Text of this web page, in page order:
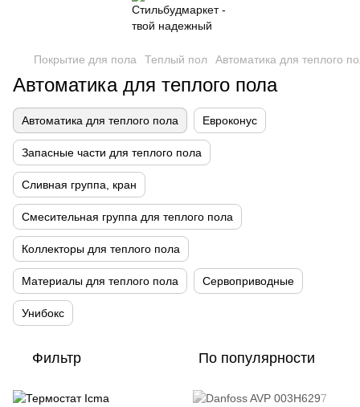
Покрытие для пола Теплый пол Автоматика для теплого
Автоматика для теплого пола
Автоматика для теплого пола Евроконус
Запасные части для теплого пола
Сливная группа, кран
Смесительная группа для теплого пола
Коллекторы для теплого пола
Материалы для теплого пола Сервоприводные
Унибокс
Фильтр По популярности